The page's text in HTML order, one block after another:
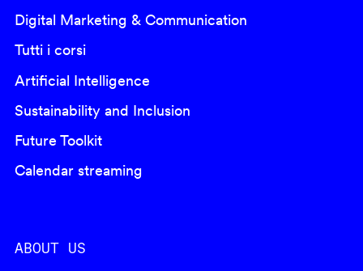
Digital Marketing & Communication
Tutti i corsi
Artificial Intelligence
Sustainability and Inclusion
Future Toolkit
Calendar streaming
ABOUT US